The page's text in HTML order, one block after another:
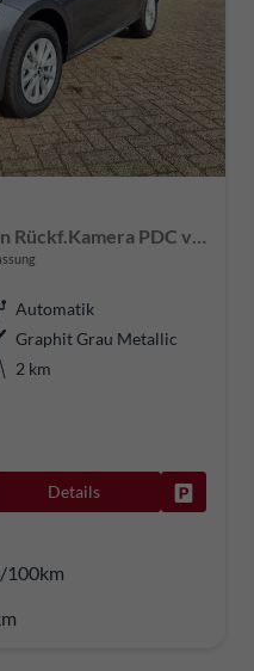
1.0 TSI 115PS DSG Selection Rückf.Kamera PDC v+h Sitzheizung Klimaautomatik Skoda-Radio Apple CarPlay + Android Auto Tempomat Garantieverlängerung 16"LM
Automatik
Graphit Grau Metallic
2 km
Details
100km